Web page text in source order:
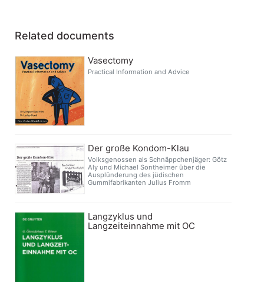
Related documents
Vasectomy
Practical Information and Advice
Der große Kondom-Klau
Volksgenossen als Schnäppchenjäger: Götz
Aly und Michael Sontheimer über die
Ausplünderung des jüdischen
Gummifabrikanten Julius Fromm
Langzyklus und
Langzeiteinnahme mit OC